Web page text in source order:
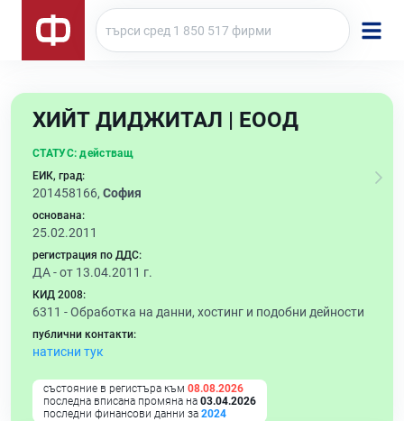
ХИЙТ ДИДЖИТАЛ | ЕООД
СТАТУС: действащ
ЕИК, град:
201458166, София
основана:
25.02.2011
регистрация по ДДС:
ДА - от 13.04.2011 г.
КИД 2008:
6311 -Обработка на данни, хостинг и подобни дейности
публични контакти:
натисни тук
състояние в регистъра към 08.08.2026
последна вписана промяна на 03.04.2026
последни финансови данни за 2024